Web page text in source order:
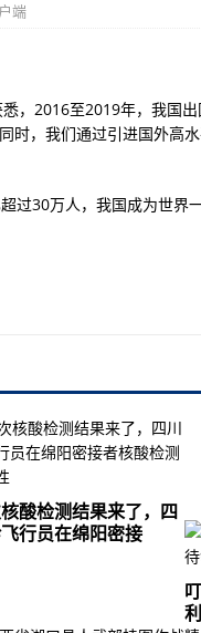
端
，2016至2019年，我国
时，我们通过引进国外高
过30万人，我国成为世界
酸检测结果来了，四
行员在绵阳密接